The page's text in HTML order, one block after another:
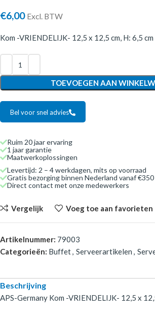
€6,00 Excl. BTW
Kom -VRIENDELIJK- 12,5 x 12,5 cm, H: 6,5 cm
TOEVOEGEN AAN
Bel voor snel advies
Ruim 20 jaar ervaring
1 jaar garantie
Maatwerkoplossingen
Levertijd: 2 – 4 werkdagen, mits op voorraad
Gratis bezorging binnen Nederland vanaf €350
Direct contact met onze medewerkers
Vergelijk Voeg toe aan favorieten
Artikelnummer: 79003
Categorieën: Buffet, Serveerartikelen ,
Beschrijving
APS-Germany Kom -VRIENDELIJK- 12,5 x